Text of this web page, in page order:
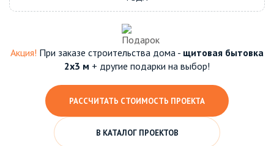
Акция! При заказе строительства дома - щитовая бытовка
2х3 м + другие подарки на выбор!
РАССЧИТАТЬ СТОИМОСТЬ ПРОЕКТА
В КАТАЛОГ ПРОЕКТОВ